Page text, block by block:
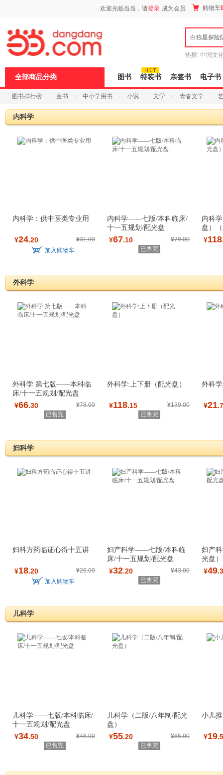
欢迎光临当当，请登录 成为会员 购物车
白狼星探险
热搜: 中国文
全部商品分类 图书 特装书 亲签书 电子书
图书排行榜 童书 中小学用书 小说 文学 青春文学
科技 进口原版 电子书
内科学
内科学：供中医类专业用
¥24.20 ¥31.00
加入购物车
内科学——七版/本科临床/
十一五规划/配光盘
¥67.10 ¥79.00
已售完
内科
盘）
¥118
外科学
外科学 第七版——本科临
床/十一五规划/配光盘
¥66.30 ¥78.00
已售完
外科学:上下册（配光盘）
¥118.15 ¥139.00
已售完
外科
¥21
妇科学
妇科方药临证心得十五讲
¥18.20 ¥26.00
加入购物车
妇产科学——七版/本科临
床/十一五规划/配光盘
¥32.20 ¥43.00
已售完
妇产
光盘）
¥49
儿科学
儿科学——七版/本科临床/
十一五规划/配光盘
¥34.50 ¥46.00
已售完
儿科学（二版/八年制/配光
盘）
¥55.20 ¥65.00
已售完
小儿
¥19
页
Ctrl
加